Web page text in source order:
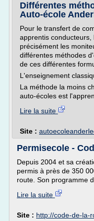
Différentes
Auto-école
Pour le transfert de
apprentis conducteurs,
précisément les
différentes méthodes
de ces différentes
L'enseignement
La méthode la moins
auto-écoles est
Lire la suite
Site :
Permisecole -
Depuis 2004 et sa
permis à près de 350
route. Son programme
Lire la suite
Site : http://code-de-la-